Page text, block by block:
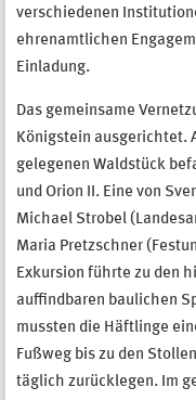
verschiedenen
ehrenamtlichen
Einladung.
Das gemeinsame
Königstein ausgerichtet.
gelegenen Waldstück
und Orion II. Eine von
Michael Strobel
Maria Pretzschner
Exkursion führte zu den
auffindbaren baulichen
mussten die Häftlinge
Fußweg bis zu den
täglich zurücklegen. Im